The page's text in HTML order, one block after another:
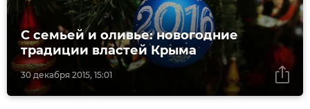
30 декабря 2015, 15:01
С семьей и оливье: новогодние
традиции властей Крыма